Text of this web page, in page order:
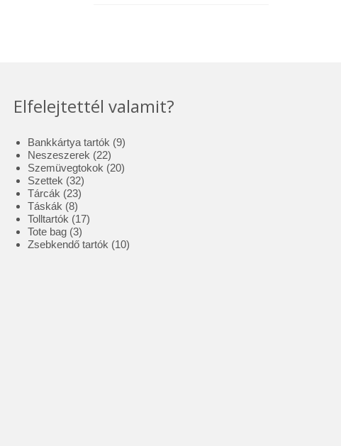
Elfelejtettél valamit?
Bankkártya tartók 99
Neszeszerek 2222
termék
Szemüvegtokok 2020
Szettek 3232
termék
Tárcák 2323
termék
Táskák 88
termék
Tolltartók 1717
Tote bag 33
termék
Zsebkendő tartók 1010